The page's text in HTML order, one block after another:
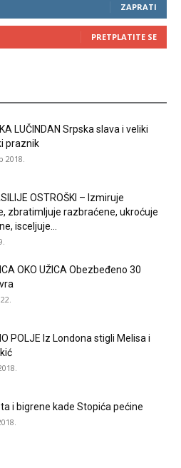
ZAPRATI
PRETPLATITE SE
LUČINDAN Srpska slava i veliki
praznik
2018.
OSTROŠKI – Izmiruje
zbratimljuje razbraćene, ukroćuje
isceljuje...
OKO UŽICA Obezbeđeno 30
POLJE Iz Londona stigli Melisa i
i bigrene kade Stopića pećine